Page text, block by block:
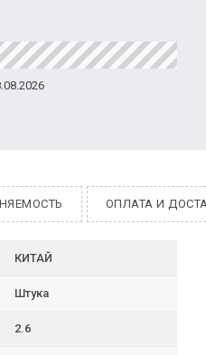
ОПЛАТА И
КИТАЙ
Штука
2.6